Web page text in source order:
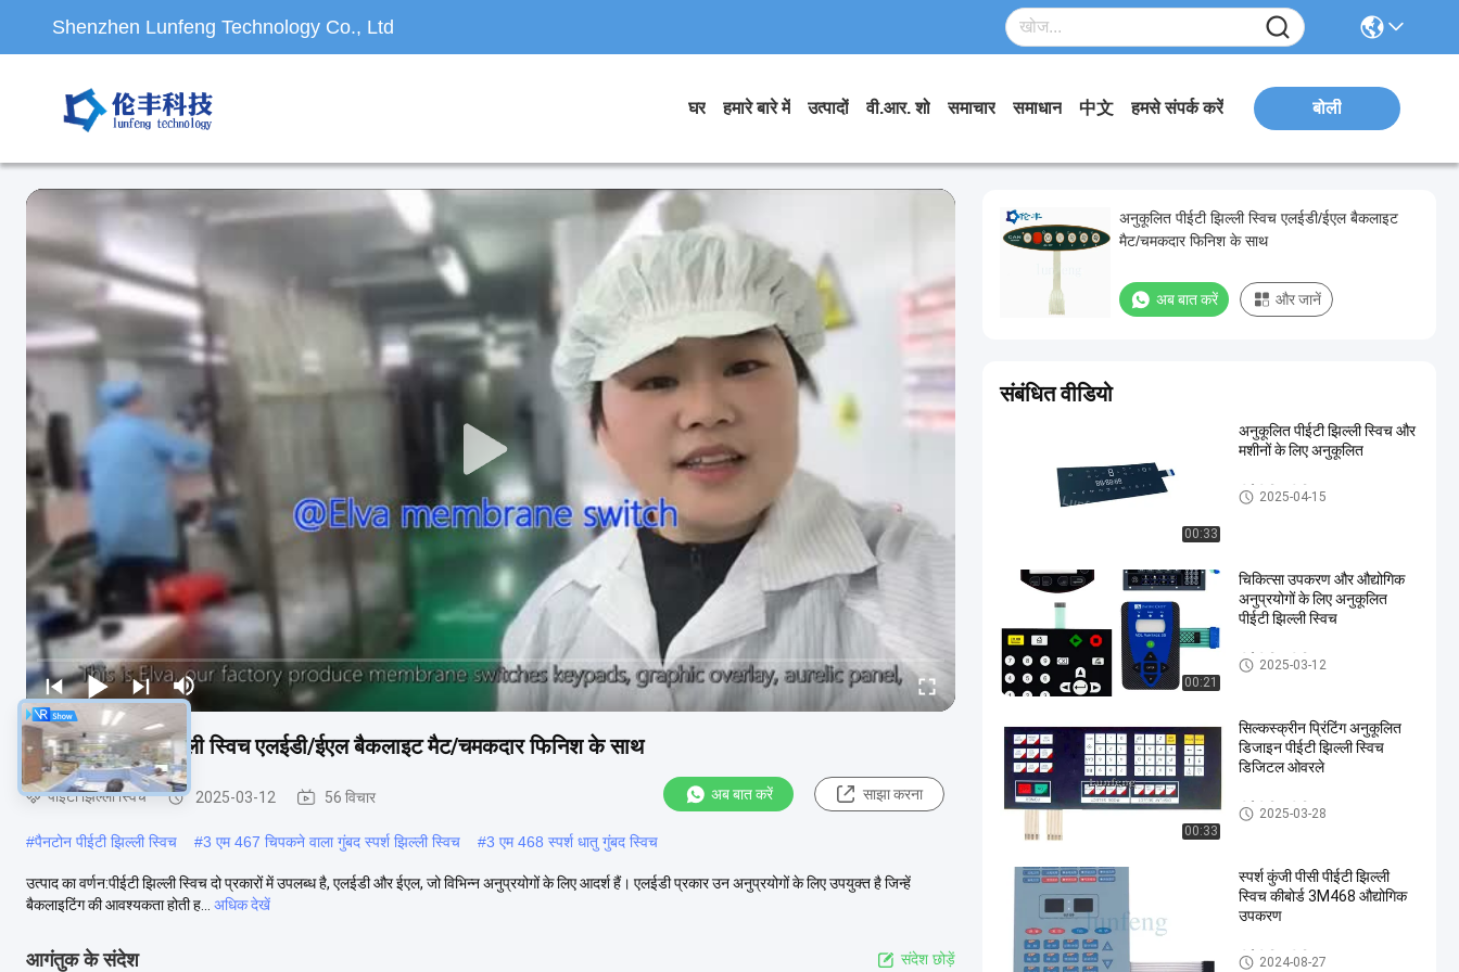
Shenzhen Lunfeng Technology Co., Ltd
घर हमारे बारे में उत्पादों वी.आर. शो समाचार समाधान 中文 हमसे संपर्क करें बोली
अनुकूलित पीईटी झिल्ली स्विच एलईडी/ईएल बैकलाइट मैट/चमकदार फिनिश के साथ
पीईटी झिल्ली स्विच 2025-03-12 56 विचार अब बात करें साझा करना
#पैनटोन पीईटी झिल्ली स्विच #3 एम 467 चिपकने वाला गुंबद स्पर्श झिल्ली स्विच #3 एम 468 स्पर्श धातु गुंबद स्विच
उत्पाद का वर्णन:पीईटी झिल्ली स्विच दो प्रकारों में उपलब्ध है, एलईडी और ईएल, जो विभिन्न अनुप्रयोगों के लिए आदर्श हैं। एलईडी प्रकार उन अनुप्रयोगों के लिए उपयुक्त है जिन्हें
बैकलाइटिंग की आवश्यकता होती ह...
अधिक देखें
आगंतुक के संदेश संदेश छोड़ें
अनुकूलित पीईटी झिल्ली स्विच एलईडी/ईएल बैकलाइट
मैट/चमकदार फिनिश के साथ
अब बात करें और जानें
संबंधित वीडियो
00:33
अनुकूलित पीईटी झिल्ली स्विच और
मशीनों के लिए अनुकूलित
पीईटी झिल्ली स्विच
2025-04-15
00:21
चिकित्सा उपकरण और औद्योगिक
अनुप्रयोगों के लिए अनुकूलित
पीईटी झिल्ली स्विच
पीईटी झिल्ली स्विच
2025-03-12
00:33
सिल्कस्क्रीन प्रिंटिंग अनुकूलित
डिजाइन पीईटी झिल्ली स्विच
डिजिटल ओवरले
पीईटी झिल्ली स्विच
2025-03-28
स्पर्श कुंजी पीसी पीईटी झिल्ली
स्विच कीबोर्ड 3M468 औद्योगिक
उपकरण
पीईटी झिल्ली स्विच
2024-08-27